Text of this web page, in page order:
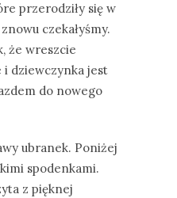
przerodziły się w
czekałyśmy.
że wreszcie
dziewczynka jest
do nowego
ubranek. Poniżej
spodenkami.
z pięknej